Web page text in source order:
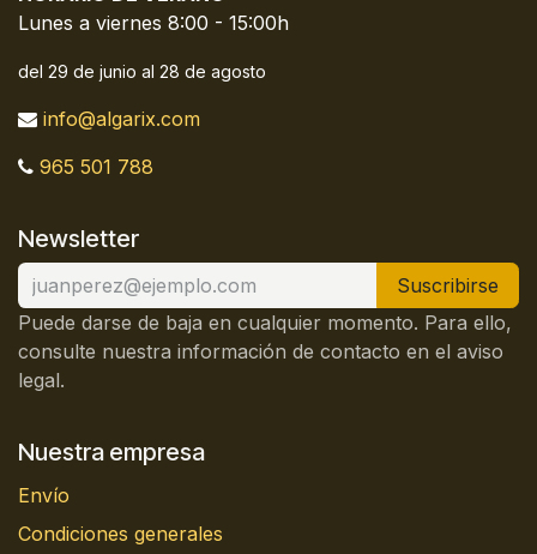
Lunes a viernes 8:00 - 15:00h
del 29 de junio al 28 de agosto
info@algarix.com
965 501 788
Newsletter
Suscribirse
Puede darse de baja en cualquier momento. Para ello,
consulte nuestra información de contacto en el aviso
legal.
Nuestra empresa
Envío
Condiciones generales